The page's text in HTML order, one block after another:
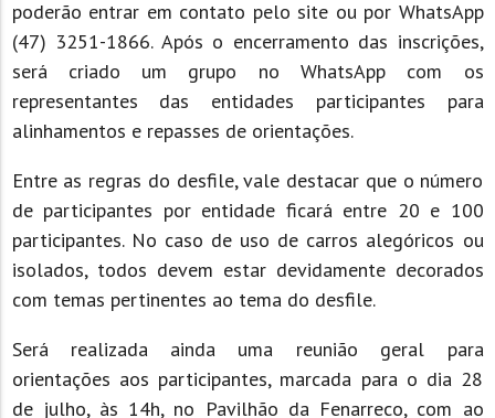
poderão entrar em contato pelo site ou por WhatsApp
(47) 3251-1866. Após o encerramento das inscrições,
será criado um grupo no WhatsApp com os
representantes das entidades participantes para
alinhamentos e repasses de orientações.
Entre as regras do desfile, vale destacar que o número
de participantes por entidade ficará entre 20 e 100
participantes. No caso de uso de carros alegóricos ou
isolados, todos devem estar devidamente decorados
com temas pertinentes ao tema do desfile.
Será realizada ainda uma reunião geral para
orientações aos participantes, marcada para o dia 28
de julho, às 14h, no Pavilhão da Fenarreco, com ao